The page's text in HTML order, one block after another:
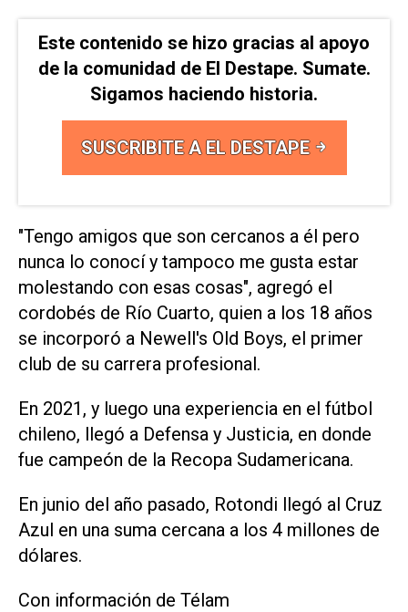
Este contenido se hizo gracias al apoyo
de la comunidad de El Destape. Sumate.
Sigamos haciendo historia.
SUSCRIBITE A EL DESTAPE
"Tengo amigos que son cercanos a él pero
nunca lo conocí y tampoco me gusta estar
molestando con esas cosas", agregó el
cordobés de Río Cuarto, quien a los 18 años
se incorporó a Newell's Old Boys, el primer
club de su carrera profesional.
En 2021, y luego una experiencia en el fútbol
chileno, llegó a Defensa y Justicia, en donde
fue campeón de la Recopa Sudamericana.
En junio del año pasado, Rotondi llegó al Cruz
Azul en una suma cercana a los 4 millones de
dólares.
Con información de Télam